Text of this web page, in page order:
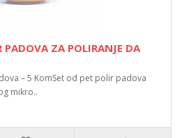
PADOVA ZA POLIRANJE DA
– 5 KomSet od pet polir padova
mikro..